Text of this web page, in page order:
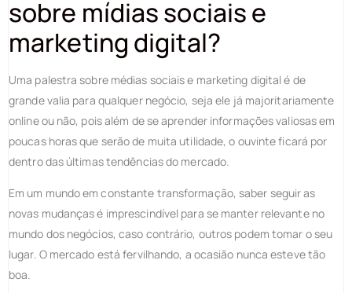
sobre mídias sociais e
marketing digital?
Uma palestra sobre médias sociais e marketing digital é de
grande valia para qualquer negócio, seja ele já majoritariamente
online ou não, pois além de se aprender informações valiosas em
poucas horas que serão de muita utilidade, o ouvinte ficará por
dentro das últimas tendências do mercado.
Em um mundo em constante transformação, saber seguir as
novas mudanças é imprescindível para se manter relevante no
mundo dos negócios, caso contrário, outros podem tomar o seu
lugar. O mercado está fervilhando, a ocasião nunca esteve tão
boa.